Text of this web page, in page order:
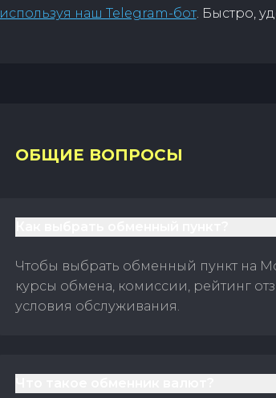
используя наш Telegram-бот. Быстро,
ОБЩИЕ ВОПРОСЫ
Чтобы выбрать обменный пункт на
курсы обмена, комиссии, рейтинг
условия обслуживания.